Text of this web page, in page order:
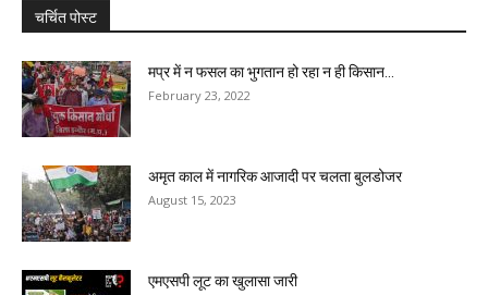
चर्चित पोस्ट
मप्र में न फसल का भुगतान हो रहा न ही किसान...
February 23, 2022
अमृत काल में नागरिक आजादी पर चलता बुलडोजर
August 15, 2023
एमएसपी लूट का खुलासा जारी